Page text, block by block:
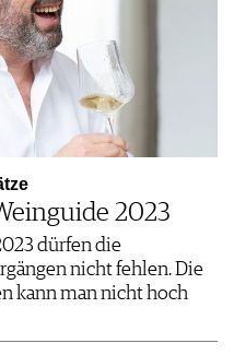
2023
dürfen die
nicht fehlen. Die
kann man nicht hoch